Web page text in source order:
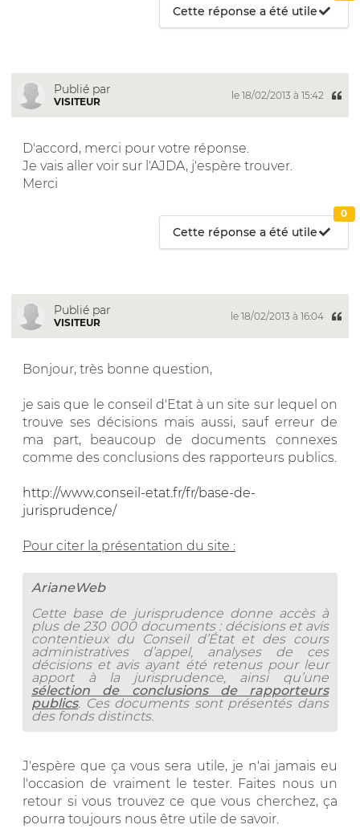
Cette réponse a été utile
Publié par
VISITEUR
le 18/02/2013 à 15:42
D'accord, merci pour votre réponse.
Je vais aller voir sur l'AJDA, j'espère trouver.
Merci
Cette réponse a été utile
0
Publié par
VISITEUR
le 18/02/2013 à 16:04
Bonjour, très bonne question,
je sais que le conseil d'Etat à un site sur lequel on
trouve ses décisions mais aussi, sauf erreur de
ma part, beaucoup de documents connexes
comme des conclusions des rapporteurs publics.
http://www.conseil-etat.fr/fr/base-de-
jurisprudence/
Pour citer la présentation du site :
ArianeWeb
Cette base de jurisprudence donne accès à
plus de 230 000 documents : décisions et avis
contentieux du Conseil d’État et des cours
administratives d’appel, analyses de ces
décisions et avis ayant été retenus pour leur
apport à la jurisprudence, ainsi qu’une
sélection de conclusions de rapporteurs
publics. Ces documents sont présentés dans
des fonds distincts.
J'espère que ça vous sera utile, je n'ai jamais eu
l'occasion de vraiment le tester. Faites nous un
retour si vous trouvez ce que vous cherchez, ça
pourra toujours nous être utile de savoir.